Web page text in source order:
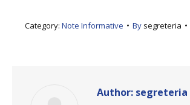
Category: Note Informative By segreteria
Author: segreteria